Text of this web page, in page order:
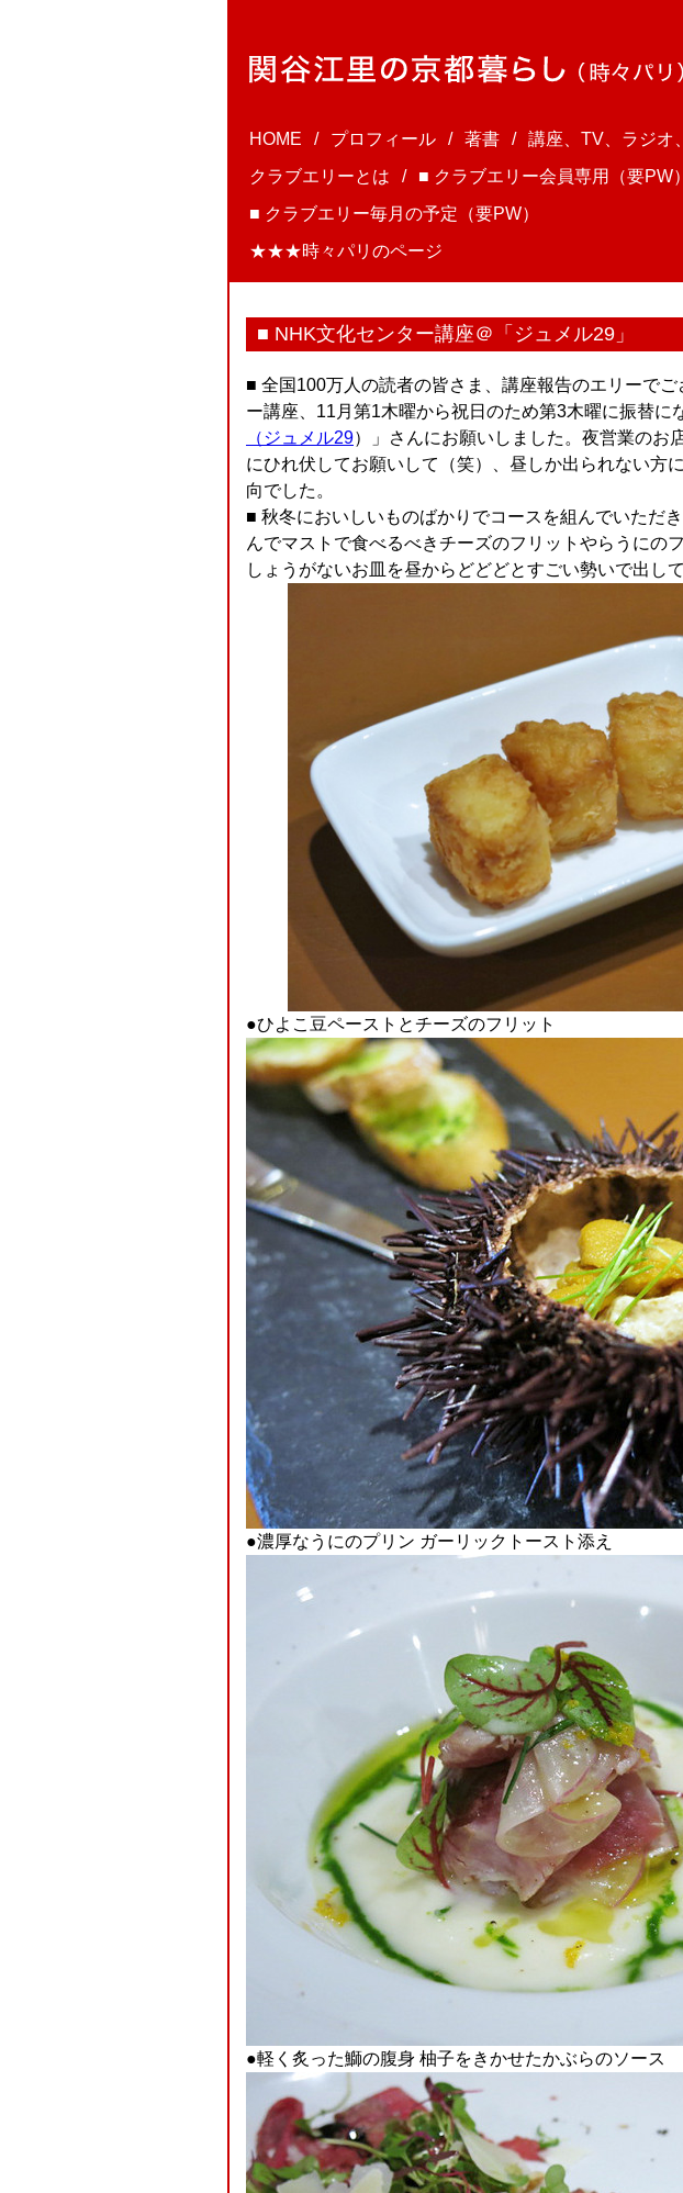
HOME プロフィール 著書
講座、TV、ラジオ
クラブエリーとは
■ クラブエリー会員専用（要PW）
■ クラブエリー毎月の予定（要PW）
★★★時々パリのページ
■ NHK文化センター講座＠「ジュメル29」
■ 全国100万人の読者の皆さま、講座報告のエリーで
ー講座、11月第1木曜から祝日のため第3木曜に振替に
（ジュメル29）」さんにお願いしました。夜営業のお
にひれ伏してお願いして（笑）、昼しか出られない方
向でした。
■ 秋冬においしいものばかりでコースを組んでいただ
んでマストで食べるべきチーズのフリットやらうにの
しょうがないお皿を昼からどどどとすごい勢いで出し
●ひよこ豆ペーストとチーズのフリット
●濃厚なうにのプリン ガーリックトースト添え
●軽く炙った鰤の腹身 柚子をきかせたかぶらのソース